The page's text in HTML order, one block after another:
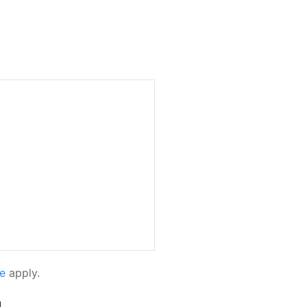
apply.